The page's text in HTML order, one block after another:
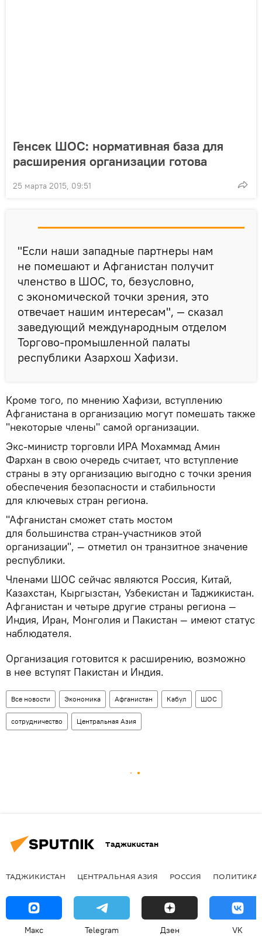
Генсек ШОС: нормативная база для
расширения организации готова
25 марта 2015, 09:51
"Если наши западные партнеры нам
не помешают и Афганистан получит
членство в ШОС, то, безусловно,
с экономической точки зрения, это
отвечает нашим интересам", — сказал
заведующий международным отделом
Торгово-промышленной палаты
республики Азархош Хафизи.
Кроме того, по мнению Хафизи, вступлению
Афганистана в организацию могут помешать также
"некоторые члены" самой организации.
Экс-министр торговли ИРА Мохаммад Амин
Фархан в свою очередь считает, что вступление
страны в эту организацию выгодно с точки зрения
обеспечения безопасности и стабильности
для ключевых стран региона.
"Афганистан сможет стать мостом
для большинства стран-участников этой
организации", — отметил он транзитное значение
республики.
Членами ШОС сейчас являются Россия, Китай,
Казахстан, Кыргызстан, Узбекистан и Таджикистан.
Афганистан и четыре другие страны региона —
Индия, Иран, Монголия и Пакистан — имеют статус
наблюдателя.
Организация готовится к расширению, возможно
в нее вступят Пакистан и Индия.
Все новости Экономика Афганистан Кабул ШОС
сотрудничество Центральная Азия
Таджикистан
ТАДЖИКИСТАН ЦЕНТРАЛЬНАЯ АЗИЯ РОССИЯ ПОЛИТИКА
Макс Telegram Дзен VK